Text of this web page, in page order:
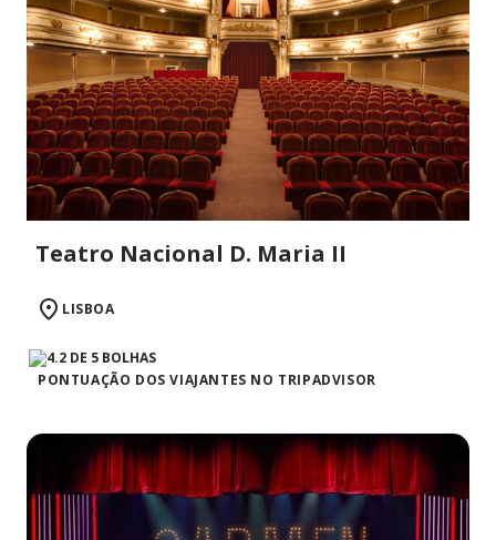
Teatro Nacional D. Maria II
LISBOA
PONTUAÇÃO DOS VIAJANTES NO TRIPADVISOR